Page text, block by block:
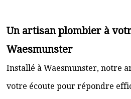
Un artisan plombier à
Waesmunster
Installé à Waesmunster, notre
votre écoute pour répondre